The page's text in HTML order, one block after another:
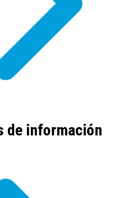
de información